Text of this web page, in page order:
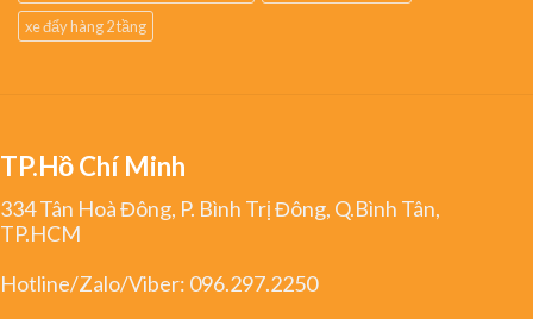
xe đẩy hàng 2 tầng
TP.Hồ Chí Minh
334 Tân Hoà Đông, P. Bình Trị Đông, Q.Bình Tân,
TP.HCM
Hotline/Zalo/Viber: 096.297.2250